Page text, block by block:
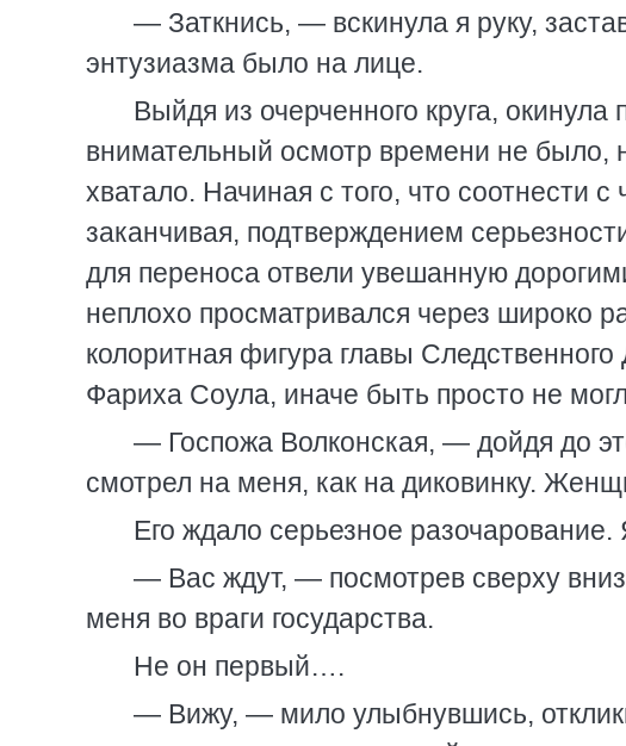
— Заткнись, — вскинула я руку,
энтузиазма было на лице.
Выйдя из очерченного круга,
внимательный осмотр времени не было,
хватало. Начиная с того, что соотнести
заканчивая, подтверждением
для переноса отвели увешанную
неплохо просматривался через широко
колоритная фигура главы
Фариха Соула, иначе быть просто не
— Госпожа Волконская, — дойдя до
смотрел на меня, как на диковинку.
Его ждало серьезное разочарование.
— Вас ждут, — посмотрев сверху
меня во враги государства.
Не он первый….
— Вижу, — мило улыбнувшись,